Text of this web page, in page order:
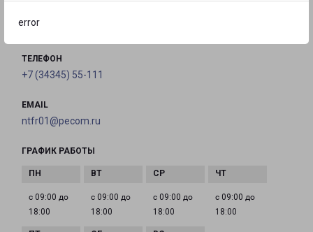
error
на карте
ТЕЛЕФОН
+7 (34345) 55-111
EMAIL
ntfr01@pecom.ru
ГРАФИК РАБОТЫ
с 09:00 до
18:00
с 09:00 до
18:00
с 09:00 до
18:00
с 09:00 до
18:00